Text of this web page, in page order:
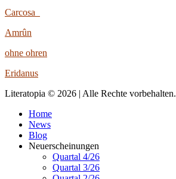
Carcosa
Amrûn
ohne ohren
Eridanus
Literatopia © 2026 | Alle Rechte vorbehalten.
Home
News
Blog
Neuerscheinungen
Quartal 4/26
Quartal 3/26